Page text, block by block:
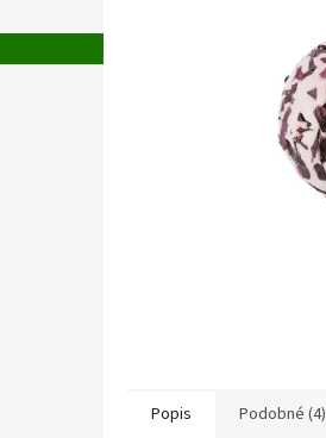
Popis Podobné (4)